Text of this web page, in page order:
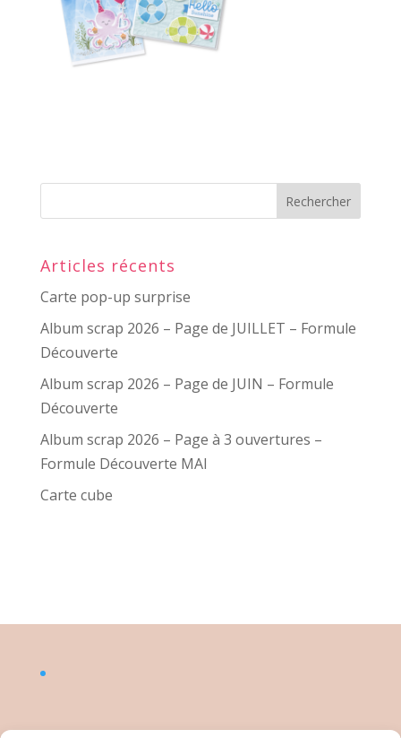
Articles récents
Carte pop-up surprise
Album scrap 2026 – Page de JUILLET – Formule
Découverte
Album scrap 2026 – Page de JUIN – Formule
Découverte
Album scrap 2026 – Page à 3 ouvertures –
Formule Découverte MAI
Carte cube